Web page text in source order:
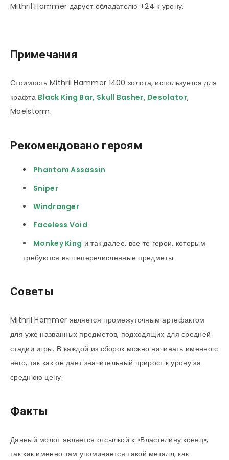
Mithril Hammer дарует обладателю +24 к урону.
Примечания
Стоимость Mithril Hammer 1400 золота, используется для
крафта Black King Bar, Skull Basher, Desolator,
Maelstorm.
Рекомендовано героям
Phantom Assassin
Sniper
Windranger
Faceless Void
Monkey King и так далее, все те герои, которым
требуются вышеперечисленные предметы.
Советы
Mithril Hammer является промежуточным артефактом
для уже названных предметов, подходящих для средней
стадии игры. В каждой из сборок можно начинать именно с
него, так как он дает значительный прирост к урону за
среднюю цену.
Факты
Данный молот является отсылкой к «Властелину конец»,
так как именно там упоминается такой металл, как